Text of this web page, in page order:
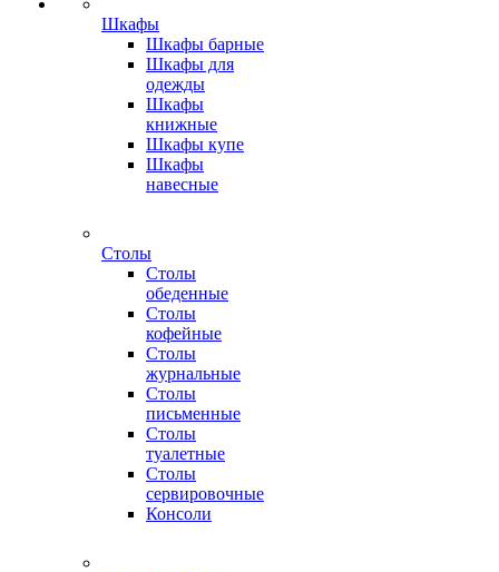
Шкафы
Шкафы барные
Шкафы для
одежды
Шкафы
книжные
Шкафы купе
Шкафы
навесные
Столы
Столы
обеденные
Столы
кофейные
Столы
журнальные
Столы
письменные
Столы
туалетные
Столы
сервировочные
Консоли